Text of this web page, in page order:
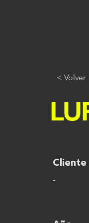
< Volver
Cliente
-